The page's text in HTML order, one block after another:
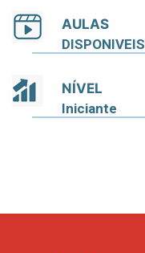
AULAS
DISPONIVEIS
NÍVEL
Iniciante